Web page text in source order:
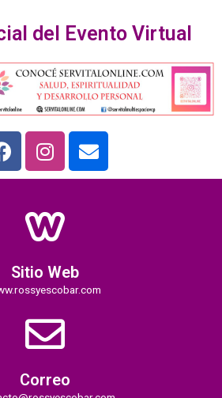
del Evento Virtual
Sitio Web
Correo